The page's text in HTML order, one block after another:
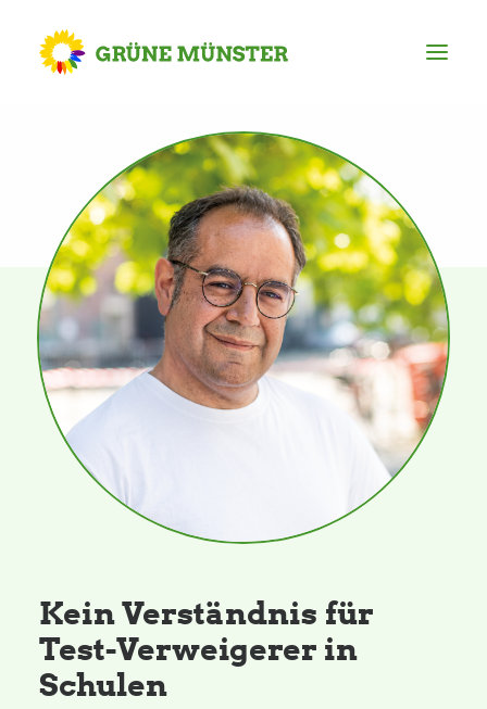
Partei
Kreisvorstand
Kreisgeschäftsstelle
Mitgliederversammlung
Ortsverbände
Kommissionen
Grünes Zentrum
Personen
Kein Verständnis für
Test-Verweigerer in
Schulen